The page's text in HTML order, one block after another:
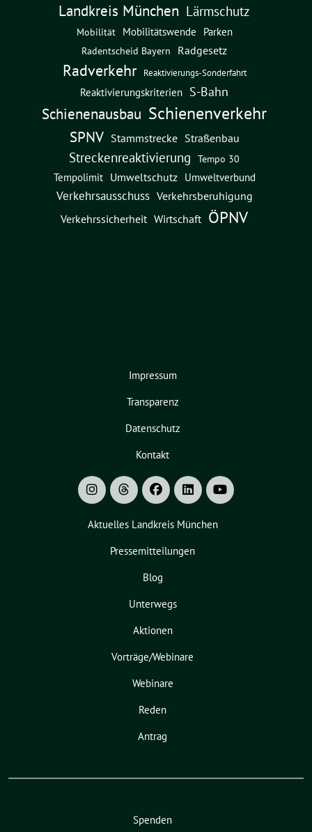
Landkreis München Lärmschutz
Mobilität Mobilitätswende Parken
Radentscheid Bayern Radgesetz
Radverkehr Reaktivierungs-Sonderfahrt
Reaktivierungskriterien S-Bahn
Schienenausbau Schienenverkehr
SPNV Stammstrecke Straßenbau
Streckenreaktivierung Tempo 30
Tempolimit Umweltschutz Umweltverbund
Verkehrsausschuss Verkehrsberuhigung
Verkehrssicherheit Wirtschaft ÖPNV
Impressum
Transparenz
Datenschutz
Kontakt
Aktuelles Landkreis München
Pressemitteilungen
Blog
Unterwegs
Aktionen
Vorträge/Webinare
Webinare
Reden
Antrag
Spenden